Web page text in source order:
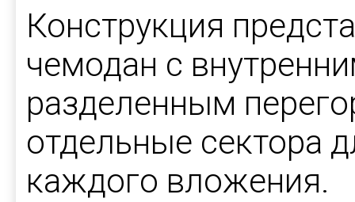
Конструкция
чемодан с
разделенным
отдельные сектора
каждого вложения.